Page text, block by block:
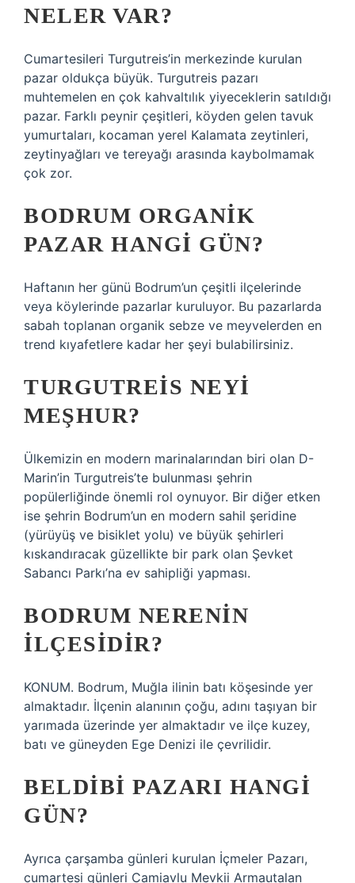
NELER VAR?
Cumartesileri Turgutreis’in merkezinde kurulan
pazar oldukça büyük. Turgutreis pazarı
muhtemelen en çok kahvaltılık yiyeceklerin satıldığı
pazar. Farklı peynir çeşitleri, köyden gelen tavuk
yumurtaları, kocaman yerel Kalamata zeytinleri,
zeytinyağları ve tereyağı arasında kaybolmamak
çok zor.
BODRUM ORGANIK
PAZAR HANGI GÜN?
Haftanın her günü Bodrum’un çeşitli ilçelerinde
veya köylerinde pazarlar kuruluyor. Bu pazarlarda
sabah toplanan organik sebze ve meyvelerden en
trend kıyafetlere kadar her şeyi bulabilirsiniz.
TURGUTREIS NEYI
MEŞHUR?
Ülkemizin en modern marinalarından biri olan D-
Marin’in Turgutreis’te bulunması şehrin
popülerliğinde önemli rol oynuyor. Bir diğer etken
ise şehrin Bodrum’un en modern sahil şeridine
(yürüyüş ve bisiklet yolu) ve büyük şehirleri
kıskandıracak güzellikte bir park olan Şevket
Sabancı Parkı’na ev sahipliği yapması.
BODRUM NERENIN
ILÇESIDIR?
KONUM. Bodrum, Muğla ilinin batı köşesinde yer
almaktadır. İlçenin alanının çoğu, adını taşıyan bir
yarımada üzerinde yer almaktadır ve ilçe kuzey,
batı ve güneyden Ege Denizi ile çevrilidir.
BELDIBI PAZARI HANGI
GÜN?
Ayrıca çarşamba günleri kurulan İçmeler Pazarı,
cumartesi günleri Camiavlu Mevkii Armautalan